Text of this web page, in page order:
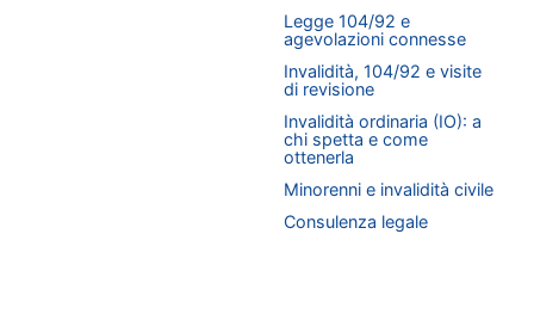
Legge 104/92 e
agevolazioni connesse
Invalidità, 104/92 e visite
di revisione
Invalidità ordinaria (IO): a
chi spetta e come
ottenerla
Minorenni e invalidità civile
Consulenza legale